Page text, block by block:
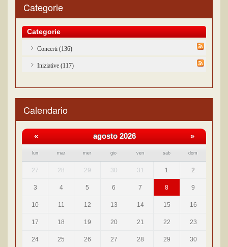
Categorie
Categorie
Concerti (136)
Iniziative (117)
Calendario
« agosto 2026 »
lun mar mer gio ven sab dom
27 28 29 30 31 1 2
3 4 5 6 7 8 9
10 11 12 13 14 15 16
17 18 19 20 21 22 23
24 25 26 27 28 29 30